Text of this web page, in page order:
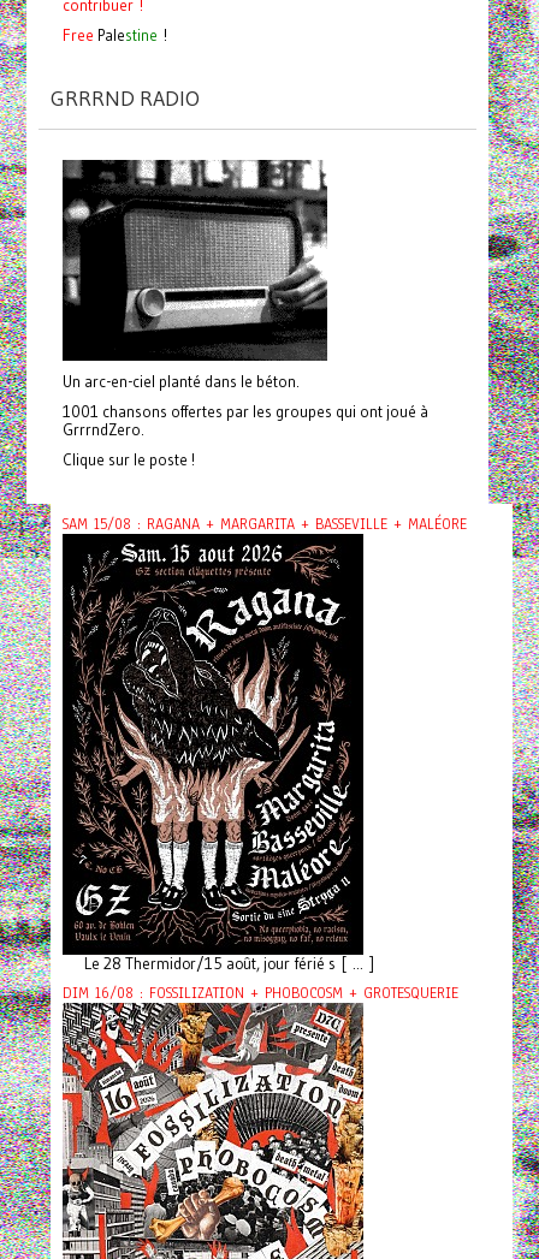
contribuer !
Free Palestine !
GRRRND RADIO
Un arc-en-ciel planté dans le béton.
1001 chansons offertes par les groupes qui ont joué à
GrrrndZero.
Clique sur le poste !
SAM 15/08 : RAGANA + MARGARITA + BASSEVILLE + MALÉORE
Le 28 Thermidor/15 août, jour férié s [ ... ]
DIM 16/08 : FOSSILIZATION + PHOBOCOSM + GROTESQUERIE